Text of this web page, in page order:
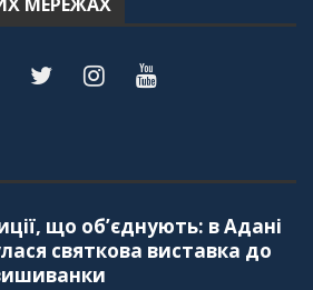
що об’єднують: в Адані
святкова виставка до